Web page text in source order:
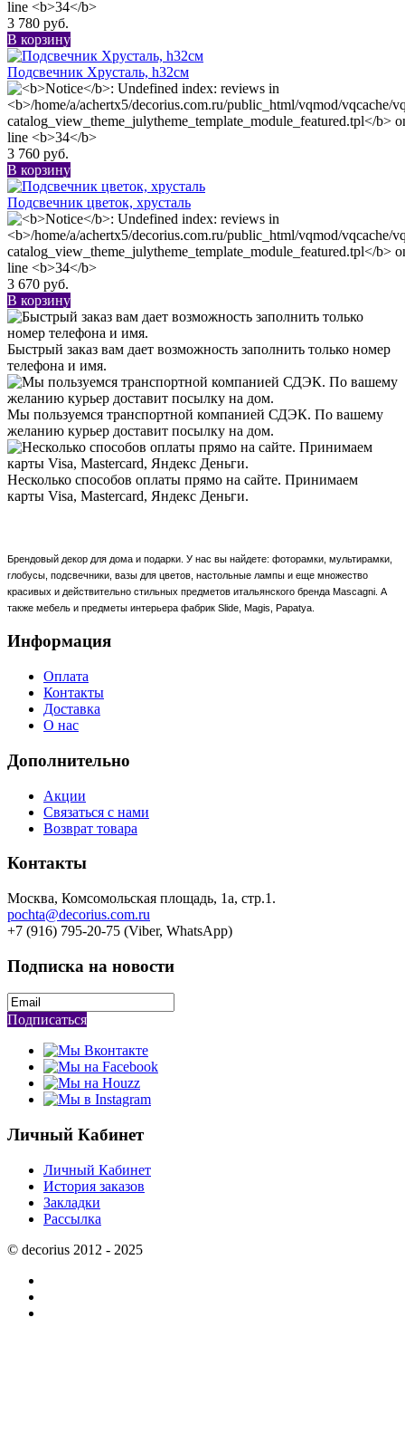
3 780 руб.
В корзину
Подсвечник Хрусталь, h32см
3 760 руб.
В корзину
Подсвечник цветок, хрусталь
3 670 руб.
В корзину
Быстрый заказ вам дает возможность заполнить только номер
телефона и имя.
Мы пользуемся транспортной компанией СДЭК. По вашему
желанию курьер доставит посылку на дом.
Несколько способов оплаты прямо на сайте. Принимаем
карты Visa, Mastercard, Яндекс Деньги.
Брендовый декор для дома и подарки. У нас вы найдете: фоторамки, мультирамки,
глобусы, подсвечники, вазы для цветов, настольные лампы и еще множество
красивых и действительно стильных предметов итальянского бренда Mascagni. А
также мебель и предметы интерьера фабрик Slide, Magis, Papatya.
Информация
Оплата
Контакты
Доставка
О нас
Дополнительно
Акции
Связаться с нами
Возврат товара
Контакты
Москва, Комсомольская площадь, 1а, стр.1.
pochta@decorius.com.ru
+7 (916) 795-20-75 (Viber, WhatsApp)
Подписка на новости
Подписаться
Личный Кабинет
Личный Кабинет
История заказов
Закладки
Рассылка
© decorius 2012 - 2025